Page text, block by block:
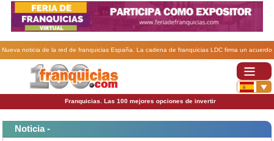
Nueva noticia de la red de franquicias España. La cadena de franquicias LDC firma un acuerdo
Franquicias. Las 100 mejores opciones de invertir
Noticia -